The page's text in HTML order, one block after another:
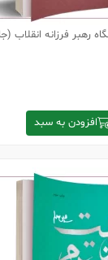
رهبر فرزانه انقلاب
افزودن به سبد